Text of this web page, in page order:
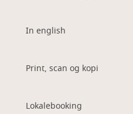
In english
Print, scan og kopi
Lokalebooking